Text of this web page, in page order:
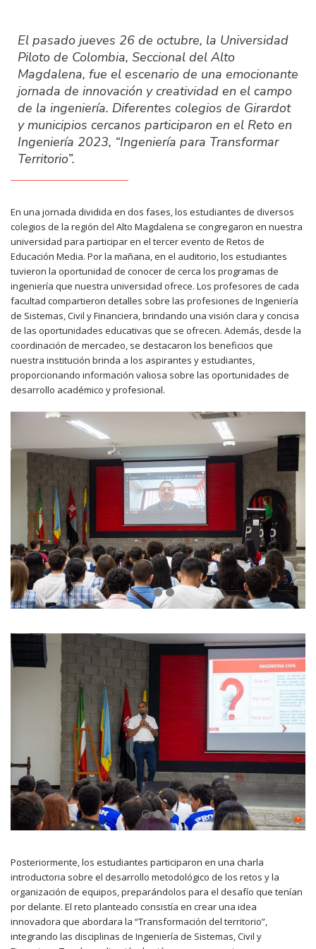
El pasado jueves 26 de octubre, la Universidad
Piloto de Colombia, Seccional del Alto
Magdalena, fue el escenario de una emocionante
jornada de innovación y creatividad en el campo
de la ingeniería. Diferentes colegios de Girardot
y municipios cercanos participaron en el Reto en
Ingeniería 2023, “Ingeniería para Transformar
Territorio”.
En una jornada dividida en dos fases, los estudiantes de diversos
colegios de la región del Alto Magdalena se congregaron en nuestra
universidad para participar en el tercer evento de Retos de
Educación Media. Por la mañana, en el auditorio, los estudiantes
tuvieron la oportunidad de conocer de cerca los programas de
ingeniería que nuestra universidad ofrece. Los profesores de cada
facultad compartieron detalles sobre las profesiones de Ingeniería
de Sistemas, Civil y Financiera, brindando una visión clara y concisa
de las oportunidades educativas que se ofrecen. Además, desde la
coordinación de mercadeo, se destacaron los beneficios que
nuestra institución brinda a los aspirantes y estudiantes,
proporcionando información valiosa sobre las oportunidades de
desarrollo académico y profesional.
Posteriormente, los estudiantes participaron en una charla
introductoria sobre el desarrollo metodológico de los retos y la
organización de equipos, preparándolos para el desafío que tenían
por delante. El reto planteado consistía en crear una idea
innovadora que abordara la “Transformación del territorio”,
integrando las disciplinas de Ingeniería de Sistemas, Civil y